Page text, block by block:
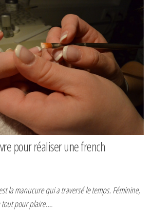
pour réaliser une french
la manucure qui a traversé le temps. Féminine,
tout pour plaire.…